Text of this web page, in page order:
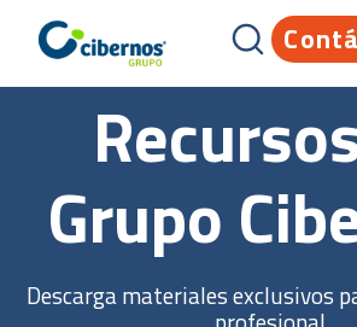
Grupo
Descarga materiales exclusivos